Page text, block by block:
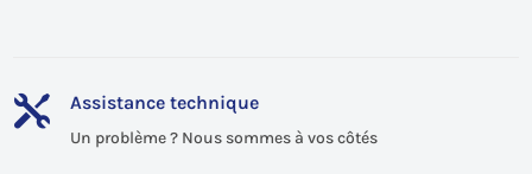
 Assistance technique
Un problème ? Nous sommes à vos côtés